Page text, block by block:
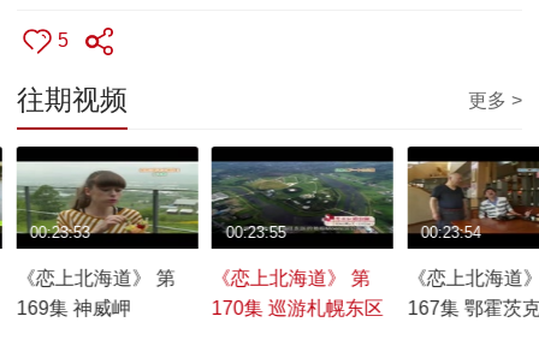
5
往期视频 更多 >
《恋上北海道》 第
169集 神威岬
00:23:53
《恋上北海道》 第
170集 巡游札幌东区
00:23:55
《恋上北海道
167集 鄂霍茨
00:23:54